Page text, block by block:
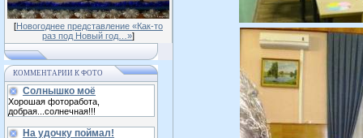
[Новогоднее представление «Как-то
раз под Новый год…»]
КОММЕНТАРИИ К ФОТО
Солнышко моё
Хорошая фоторабота,
добрая...солнечная!!!
На удочку поймал!